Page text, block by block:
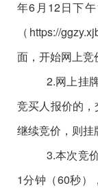
年6月12日下午
（https://
面，开始网上竞
2.网上挂
竞买人报价的
继续竞价，则挂
3.本次竞
1分钟（60秒）